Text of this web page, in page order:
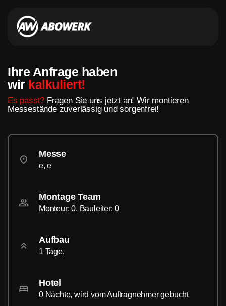
Ihre Anfrage haben
wir kalkuliert!
Es passt? Fragen Sie uns jetzt an! Wir montieren
Messestände zuverlässig und sorgenfrei!
Messe
e, e
Montage Team
Monteur: 0, Bauleiter: 0
Aufbau
1 Tage,
Hotel
0 Nächte, wird vom Auftragnehmer gebucht